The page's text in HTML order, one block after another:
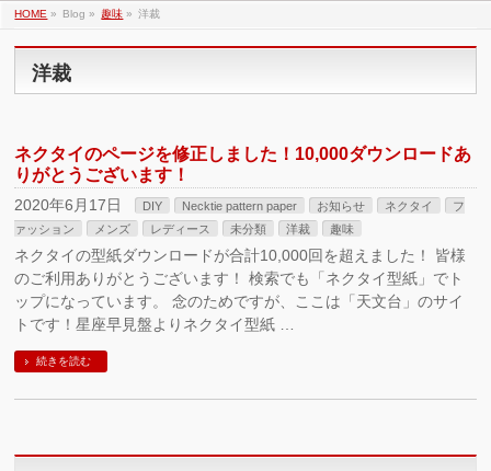
HOME » Blog » 趣味 » 洋裁
洋裁
ネクタイのページを修正しました！10,000ダウンロードあ
りがとうございます！
2020年6月17日 DIY Necktie pattern paper お知らせ ネクタイ
フ
ァッション
メンズ レディース 未分類 洋裁 趣味
ネクタイの型紙ダウンロードが合計10,000回を超えました！ 皆様
のご利用ありがとうございます！ 検索でも「ネクタイ型紙」でト
ップになっています。 念のためですが、ここは「天文台」のサイ
トです！星座早見盤よりネクタイ型紙 …
続きを読む